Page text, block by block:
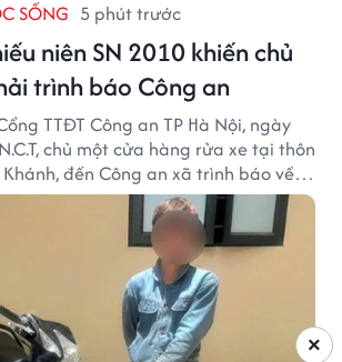
SỐNG 5 phút trước
niên SN 2010 khiến chủ
trình báo Công an
TTĐT Công an TP Hà Nội, ngày
chủ một cửa hàng rửa xe tại thôn
đến Công an xã trình báo về
xe máy Honda Wave. Trong cốp
giấy tờ cá nhân và khoảng 1,2 triệu
×